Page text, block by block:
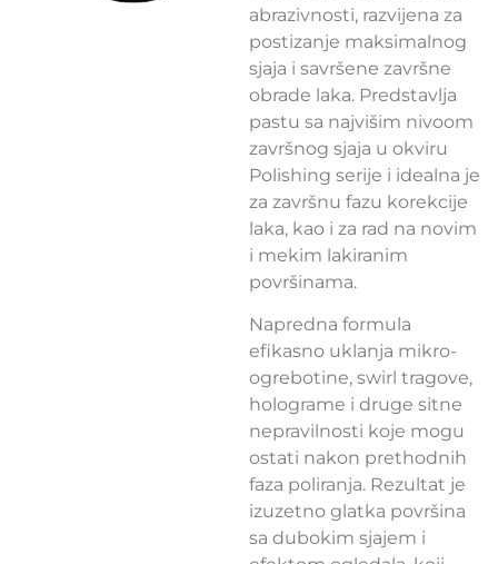
abrazivnosti, razvijena za
postizanje maksimalnog
sjaja i savršene završne
obrade laka. Predstavlja
pastu sa najvišim nivoom
završnog sjaja u okviru
Polishing serije i idealna je
za završnu fazu korekcije
laka, kao i za rad na novim
i mekim lakiranim
površinama.
Napredna formula
efikasno uklanja mikro-
ogrebotine, swirl tragove,
holograme i druge sitne
nepravilnosti koje mogu
ostati nakon prethodnih
faza poliranja. Rezultat je
izuzetno glatka površina
sa dubokim sjajem i